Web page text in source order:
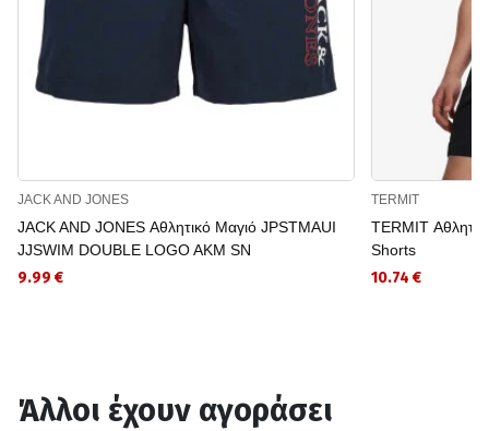
JACK AND JONES
JACK AND JONES Αθλητικό Μαγιό JPSTMAUI
JJSWIM DOUBLE LOGO AKM SN
9.99 €
TERMIT
TERMIT
Shorts
10.74 €
Άλλοι έχουν αγοράσει